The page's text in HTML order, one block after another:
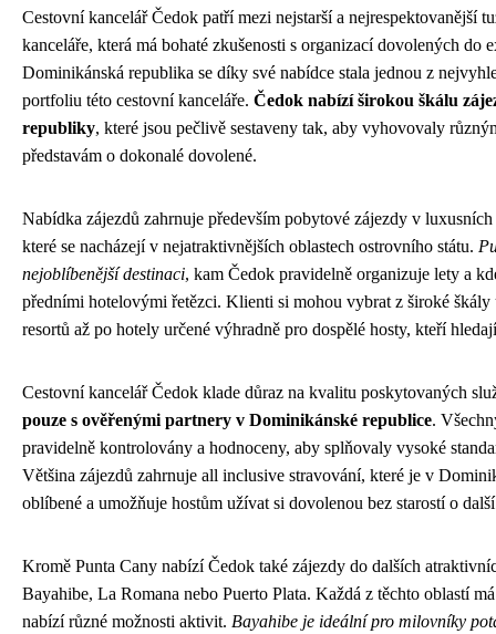
Cestovní kancelář Čedok patří mezi nejstarší a nejrespektovanější
kanceláře, která má bohaté zkušenosti s organizací dovolených do
Dominikánská republika se díky své nabídce stala jednou z
portfoliu této cestovní kanceláře. Čedok nabízí širokou škálu
republiky, které jsou pečlivě sestaveny tak, aby vyhovovaly
představám o dokonalé dovolené.
Nabídka zájezdů zahrnuje především pobytové zájezdy v
které se nacházejí v nejatraktivnějších oblastech ostrovního státu.
nejoblíbenější destinaci, kam Čedok pravidelně organizuje lety a
předními hotelovými řetězci. Klienti si mohou vybrat z široké
resortů až po hotely určené výhradně pro dospělé hosty, kteří
Cestovní kancelář Čedok klade důraz na kvalitu poskytovaných
pouze s ověřenými partnery v Dominikánské republice.
pravidelně kontrolovány a hodnoceny, aby splňovaly vysoké
Většina zájezdů zahrnuje all inclusive stravování, které je v
oblíbené a umožňuje hostům užívat si dovolenou bez starostí o
Kromě Punta Cany nabízí Čedok také zájezdy do dalších
Bayahibe, La Romana nebo Puerto Plata. Každá z těchto oblastí
nabízí různé možnosti aktivit. Bayahibe je ideální pro milovníky